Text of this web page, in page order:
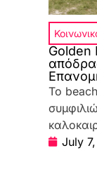
Golden
Το
July